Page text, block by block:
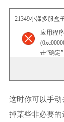
21349小漾多服盒
应用程
击“确定”
这时你可以手
掉某些非必要